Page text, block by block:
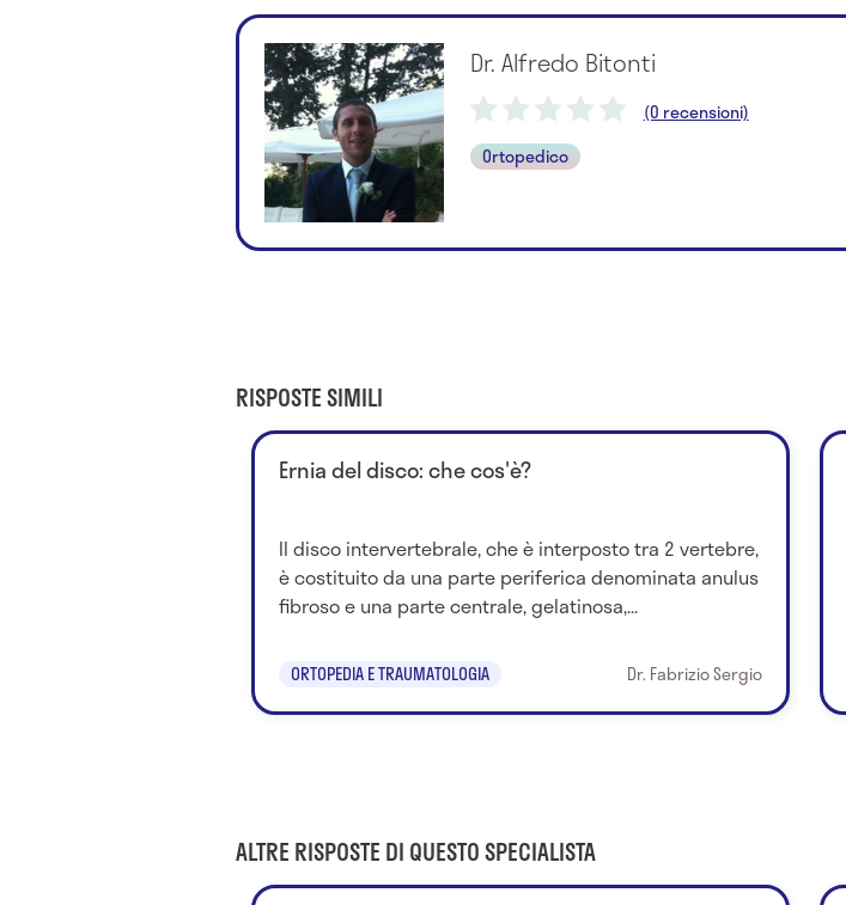
Dr. Alfredo Bitonti
(0 recensioni)
Ortopedico
RISPOSTE SIMILI
Ernia del disco: che cos'è?
Il disco intervertebrale, che è interposto tra 2 vertebre,
è costituito da una parte periferica denominata anulus
fibroso e una parte centrale, gelatinosa,...
ORTOPEDIA E TRAUMATOLOGIA Dr. Fabrizio Sergio
ALTRE RISPOSTE DI QUESTO SPECIALISTA